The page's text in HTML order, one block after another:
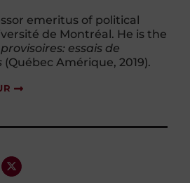
emeritus of political
de Montréal. He is the
essais de
(Québec Amérique, 2019).